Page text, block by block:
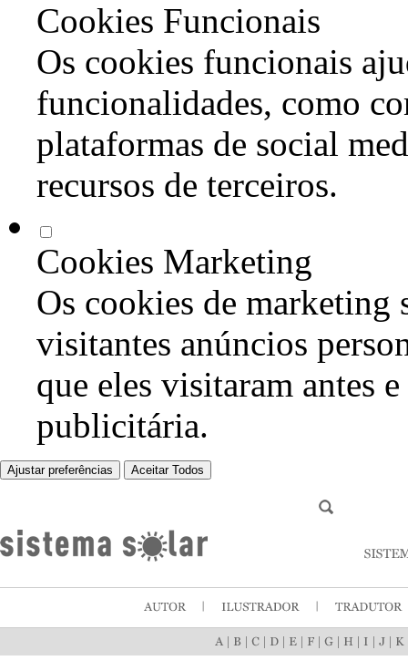
Cookies Funcionais
Os cookies funcionais
funcionalidades, como
plataformas de social
recursos de terceiros.
Cookies Marketing
Os cookies de marketing
visitantes anúncios
que eles visitaram antes
publicitária.
Ajustar preferências Aceitar Todos